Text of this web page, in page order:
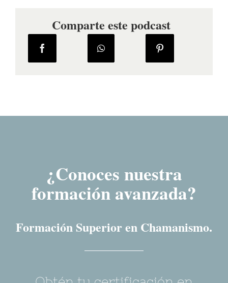
Comparte este podcast
¿Conoces nuestra
formación avanzada?
Formación Superior en Chamanismo.